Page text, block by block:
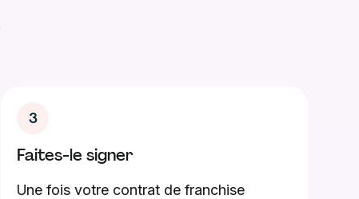
3
Faites-le signer
Une fois votre contrat de franchise